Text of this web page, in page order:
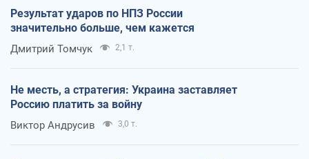
Результат ударов по НПЗ России
значительно больше, чем кажется
Дмитрий Томчук 2,1 т.
Не месть, а стратегия: Украина заставляет
Россию платить за войну
Виктор Андрусив 3,0 т.